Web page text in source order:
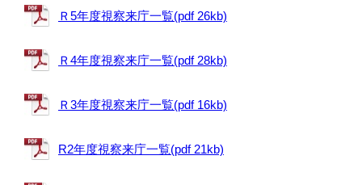
Ｒ5年度視察来庁一覧(pdf 26kb)
Ｒ4年度視察来庁一覧(pdf 28kb)
Ｒ3年度視察来庁一覧(pdf 16kb)
R2年度視察来庁一覧(pdf 21kb)